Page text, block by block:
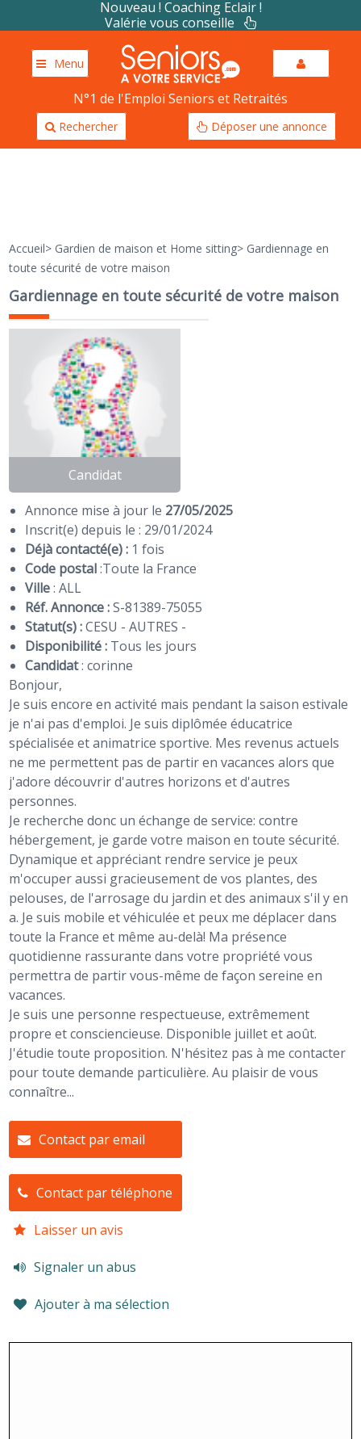
Nouveau ! Coaching Eclair !
Valérie vous conseille
Menu
N°1 de l'Emploi Seniors et Retraités
Rechercher Déposer une annonce
Accueil> Gardien de maison et Home sitting> Gardiennage en
toute sécurité de votre maison
Gardiennage en toute sécurité de votre maison
Candidat
Annonce mise à jour le 27/05/2025
Inscrit(e) depuis le : 29/01/2024
Déjà contacté(e) : 1 fois
Code postal:Toute la France
Ville: ALL
Réf. Annonce :S-81389-75055
Statut(s) :CESU - AUTRES -
Disponibilité : Tous les jours
Candidat:corinne
Bonjour,
Je suis encore en activité mais pendant la saison estivale
je n'ai pas d'emploi. Je suis diplômée éducatrice
spécialisée et animatrice sportive. Mes revenus actuels
ne me permettent pas de partir en vacances alors que
j'adore découvrir d'autres horizons et d'autres
personnes.
Je recherche donc un échange de service: contre
hébergement, je garde votre maison en toute sécurité.
Dynamique et appréciant rendre service je peux
m'occuper aussi gracieusement de vos plantes, des
pelouses, de l'arrosage du jardin et des animaux s'il y en
a. Je suis mobile et véhiculée et peux me déplacer dans
toute la France et même au-delà! Ma présence
quotidienne rassurante dans votre propriété vous
permettra de partir vous-même de façon sereine en
vacances.
Je suis une personne respectueuse, extrêmement
propre et consciencieuse. Disponible juillet et août.
J'étudie toute proposition. N'hésitez pas à me contacter
pour toute demande particulière. Au plaisir de vous
connaître...
Contact par email
Contact par téléphone
Laisser un avis
Signaler un abus
Ajouter à ma sélection